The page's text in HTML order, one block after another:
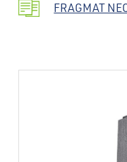
FRAGMAT